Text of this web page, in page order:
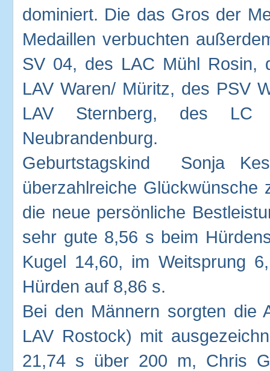
dominiert. Die das Gros der
Medaillen verbuchten
SV 04, des LAC Mühl Rosin,
LAV Waren/ Müritz, des PSV
LAV Sternberg, des
Neubrandenburg.
Geburtstagskind Sonja
überzahlreiche
die neue persönliche
sehr gute 8,56 s beim
Kugel 14,60, im Weitsprung
Hürden auf 8,86 s.
Bei den Männern sorgten die
LAV Rostock) mit
21,74 s über 200 m, Chris